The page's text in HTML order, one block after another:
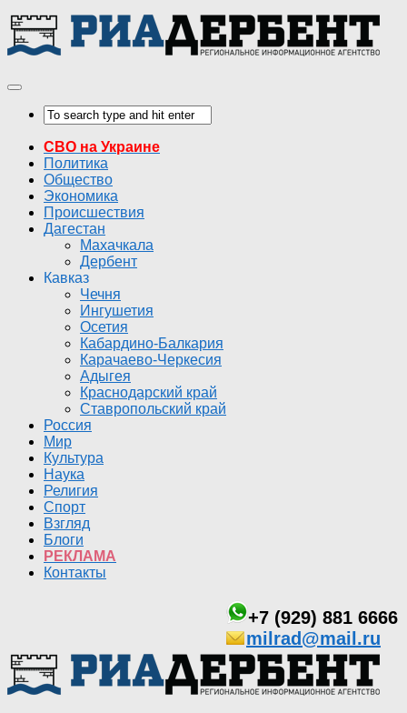
СВО на Украине
Политика
Общество
Экономика
Происшествия
Дагестан
Махачкала
Дербент
Кавказ
Чечня
Ингушетия
Осетия
Кабардино-Балкария
Карачаево-Черкесия
Адыгея
Краснодарский край
Ставропольский край
Россия
Мир
Культура
Наука
Религия
Спорт
Взгляд
Блоги
РЕКЛАМА
Контакты
+7 (929) 881 6666
milrad@mail.ru